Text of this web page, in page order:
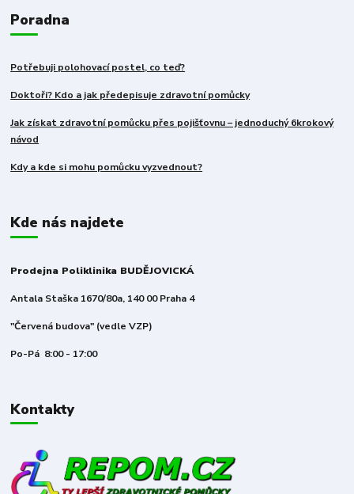
Poradna
Potřebuji polohovací postel, co teď?
Doktoři? Kdo a jak předepisuje zdravotní pomůcky
Jak získat zdravotní pomůcku přes pojišťovnu – jednoduchý 6krokový
návod
Kdy a kde si mohu pomůcku vyzvednout?
Kde nás najdete
Prodejna Poliklinika BUDĚJOVICKÁ
Antala Staška 1670/80a, 140 00 Praha 4
"Červená budova" (vedle VZP)
Po-Pá 8:00 - 17:00
Kontakty